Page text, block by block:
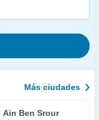
Más ciudades
Ain Ben Srour